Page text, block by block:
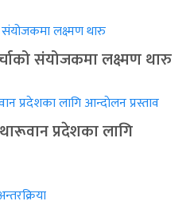
संयोजकमा लक्ष्मण थारु
प्रदेशका लागि